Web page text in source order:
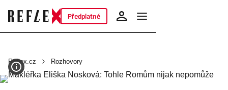
Předplatné
Reflex.cz Rozhovory